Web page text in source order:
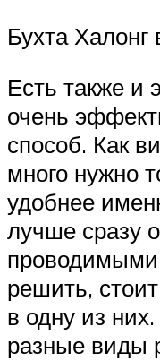
Бухта
Есть также и
очень
способ. Как
много нужно
удобнее
лучше сразу
проводимыми
решить,
в одну из
разные виды